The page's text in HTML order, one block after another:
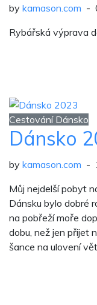
by kamason.com -
Rybářská výprava
Cestování Dánsko
Dánsko
by kamason.com -
Můj nejdelší pobyt
Dánsku bylo dobré
na pobřeží moře
dobu, než jen přijet
šance na ulovení